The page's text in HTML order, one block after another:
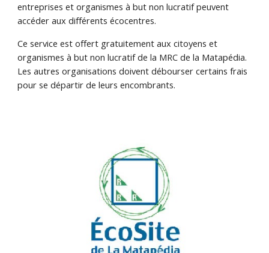
entreprises et organismes à but non lucratif peuvent
accéder aux différents écocentres.
Ce service est offert gratuitement aux citoyens et
organismes à but non lucratif de la MRC de la Matapédia.
Les autres organisations doivent débourser certains frais
pour se départir de leurs encombrants.